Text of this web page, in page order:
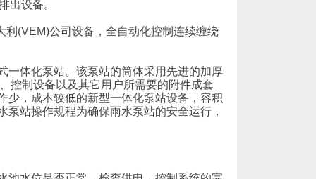
出设备。
(VEM)公司设备，全自动化控制连续缠绕
体化泵站。该泵站的筒体采用先进的加厚
控制设备以及其它用户所需要的附件成套
少，成本较低的新型一体化泵站设备，容积
站操作规程为确保雨水泵站的安全运行，